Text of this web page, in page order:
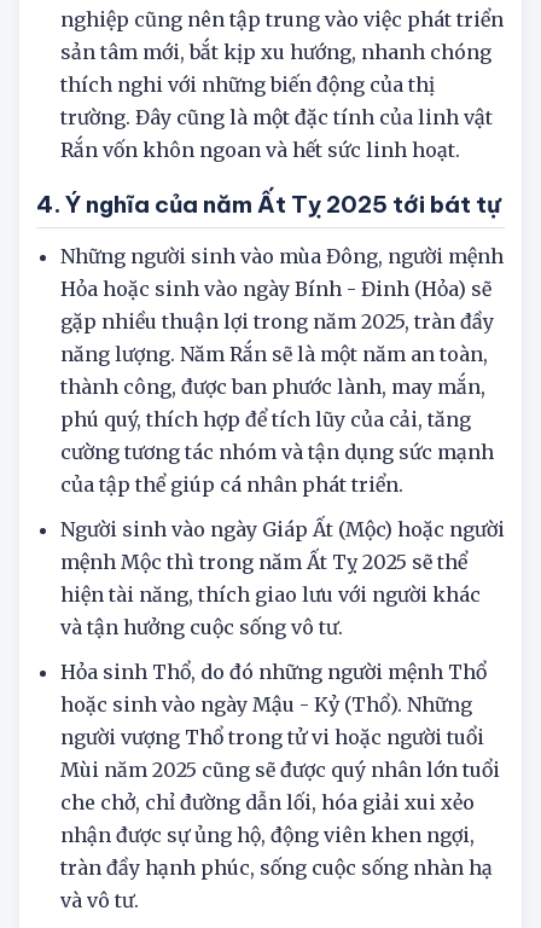
trong tư thế sẵn sàng để đón đầu các cơ hội.
Bên cạnh đó, để phát triển bền vững, doanh
nghiệp cũng nên tập trung vào việc phát triển
sản tâm mới, bắt kịp xu hướng, nhanh chóng
thích nghi với những biến động của thị
trường. Đây cũng là một đặc tính của linh vật
Rắn vốn khôn ngoan và hết sức linh hoạt.
4. Ý nghĩa của năm Ất Tỵ 2025 tới bát tự
Những người sinh vào mùa Đông, người mệnh
Hỏa hoặc sinh vào ngày Bính - Đinh (Hỏa) sẽ
gặp nhiều thuận lợi trong năm 2025, tràn đầy
năng lượng. Năm Rắn sẽ là một năm an toàn,
thành công, được ban phước lành, may mắn,
phú quý, thích hợp để tích lũy của cải, tăng
cường tương tác nhóm và tận dụng sức mạnh
của tập thể giúp cá nhân phát triển.
Người sinh vào ngày Giáp Ất (Mộc) hoặc người
mệnh Mộc thì trong năm Ất Tỵ 2025 sẽ thể
hiện tài năng, thích giao lưu với người khác
và tận hưởng cuộc sống vô tư.
Hỏa sinh Thổ, do đó những người mệnh Thổ
hoặc sinh vào ngày Mậu - Kỷ (Thổ). Những
người vượng Thổ trong tử vi hoặc người tuổi
Mùi năm 2025 cũng sẽ được quý nhân lớn tuổi
che chở, chỉ đường dẫn lối, hóa giải xui xẻo
nhận được sự ủng hộ, động viên khen ngợi,